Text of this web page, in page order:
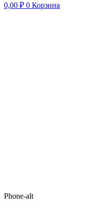
0,00 ₽ 0 Корзина
Phone-alt